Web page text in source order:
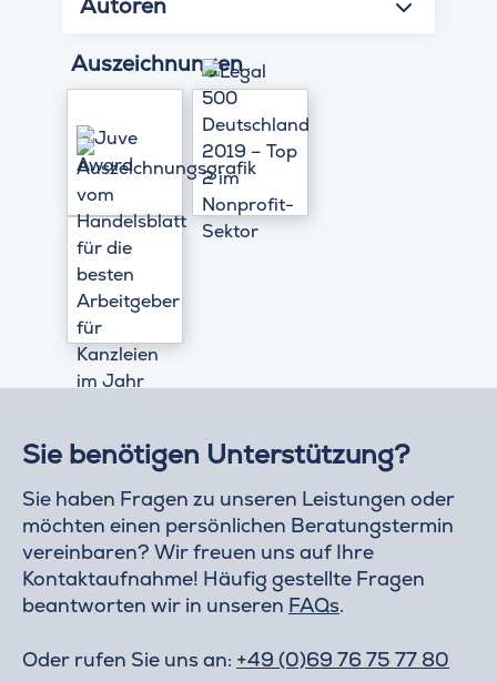
Autoren
Auszeichnungen
Sie benötigen Unterstützung?
Sie haben Fragen zu unseren Leistungen oder
möchten einen persönlichen Beratungstermin
vereinbaren? Wir freuen uns auf Ihre
Kontaktaufnahme! Häufig gestellte Fragen
beantworten wir in unseren FAQs.
Oder rufen Sie uns an: +49 (0)69 76 75 77 80